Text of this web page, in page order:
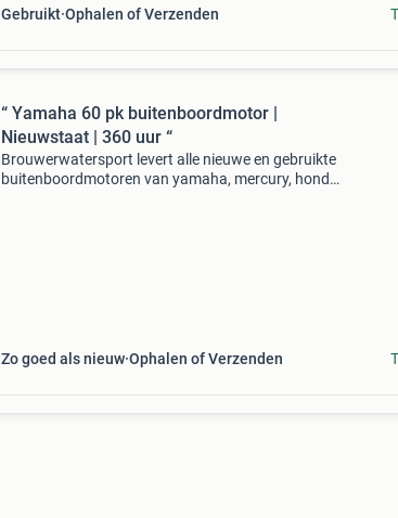
Gebruikt Ophalen of Verzenden
“ Yamaha 60 pk buitenboordmotor |
Nieuwstaat | 360 uur “
Brouwerwatersport levert alle nieuwe en gebruikte
buitenboordmotoren van yamaha, mercury, honda,
Zo goed als nieuw Ophalen of Verzenden